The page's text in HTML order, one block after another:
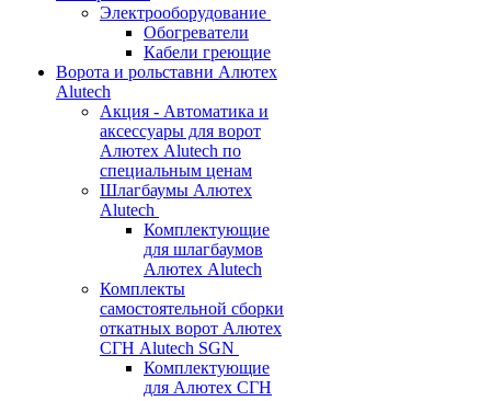
Электрооборудование
Обогреватели
Кабели греющие
Ворота и рольставни Алютех
Alutech
Акция - Автоматика и
аксессуары для ворот
Алютех Alutech по
специальным ценам
Шлагбаумы Алютех
Alutech
Комплектующие
для шлагбаумов
Алютех Alutech
Комплекты
самостоятельной сборки
откатных ворот Алютех
СГН Alutech SGN
Комплектующие
для Алютех СГН